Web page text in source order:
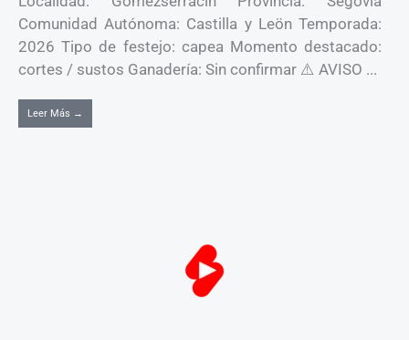
Comunidad Autónoma: Castilla y Leön Temporada:
2026 Tipo de festejo: capea Momento destacado:
cortes / sustos Ganadería: Sin confirmar ⚠️ AVISO ...
Leer Más →